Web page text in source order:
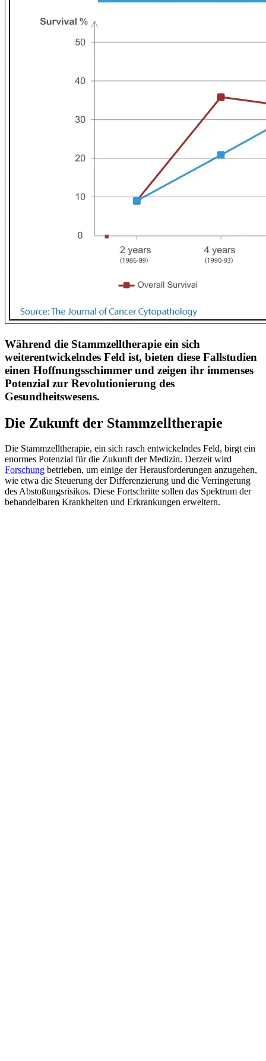
Während die Stammzelltherapie ein sich
weiterentwickelndes Feld ist, bieten diese Fallstudien
einen Hoffnungsschimmer und zeigen ihr immenses
Potenzial zur Revolutionierung des
Gesundheitswesens.
Die Zukunft der Stammzelltherapie
Die Stammzelltherapie, ein sich rasch entwickelndes Feld, birgt ein
enormes Potenzial für die Zukunft der Medizin. Derzeit wird
Forschung betrieben, um einige der Herausforderungen anzugehen,
wie etwa die Steuerung der Differenzierung und die Verringerung
des Abstoßungsrisikos. Diese Fortschritte sollen das Spektrum der
behandelbaren Krankheiten und Erkrankungen erweitern.